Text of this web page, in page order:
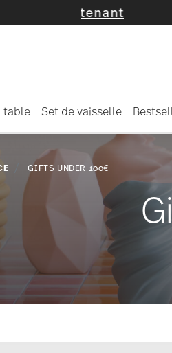
table Set de vaisselle
GIFTS UNDER 100€